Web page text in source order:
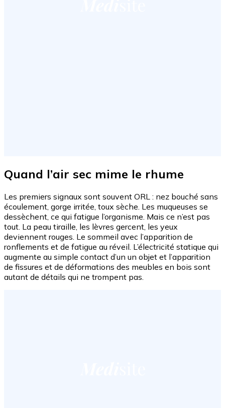
Quand l’air sec mime le rhume
Les premiers signaux sont souvent ORL : nez bouché sans
écoulement, gorge irritée, toux sèche. Les muqueuses se
dessèchent, ce qui fatigue l’organisme. Mais ce n’est pas
tout. La peau tiraille, les lèvres gercent, les yeux
deviennent rouges. Le sommeil avec l’apparition de
ronflements et de fatigue au réveil. L’électricité statique qui
augmente au simple contact d’un un objet et l’apparition
de fissures et de déformations des meubles en bois sont
autant de détails qui ne trompent pas.